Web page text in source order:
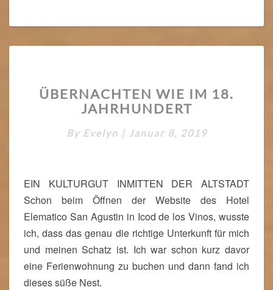
B
E
N
T
E
N
W
I
E
I
ÜBERNACHTEN WIE IM 18.
JAHRHUNDERT
By Evelyn | Januar 8, 2019
EIN KULTURGUT INMITTEN DER ALTSTADT
Schon beim Öffnen der Website des Hotel
Elematico San Agustin in Icod de los Vinos, wusste
ich, dass das genau die richtige Unterkunft für mich
und meinen Schatz ist. Ich war schon kurz davor
eine Ferienwohnung zu buchen und dann fand ich
dieses süße Nest.